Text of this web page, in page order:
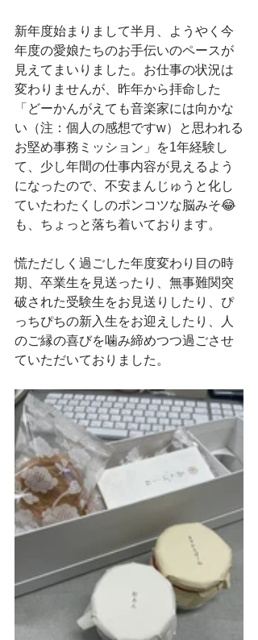
新年度始まりまして半月、ようやく今
年度の愛娘たちのお手伝いのペースが
見えてまいりました。お仕事の状況は
変わりませんが、昨年から拝命した
「どーかんがえても音楽家には向かな
い（注：個人の感想ですw）と思われる
お堅め事務ミッション」を1年経験し
て、少し年間の仕事内容が見えるよう
になったので、不安まんじゅうと化し
ていたわたくしのポンコツな脳みそ😂
も、ちょっと落ち着いております。
慌ただしく過ごした年度変わり目の時
期、卒業生を見送ったり、無事難関突
破された受験生をお見送りしたり、ぴ
っちぴちの新入生をお迎えしたり、人
のご縁の喜びを噛み締めつつ過ごさせ
ていただいておりました。